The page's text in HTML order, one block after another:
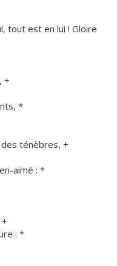
tout est en lui ! Gloire
+
*
ténèbres, +
aimé : *
: *